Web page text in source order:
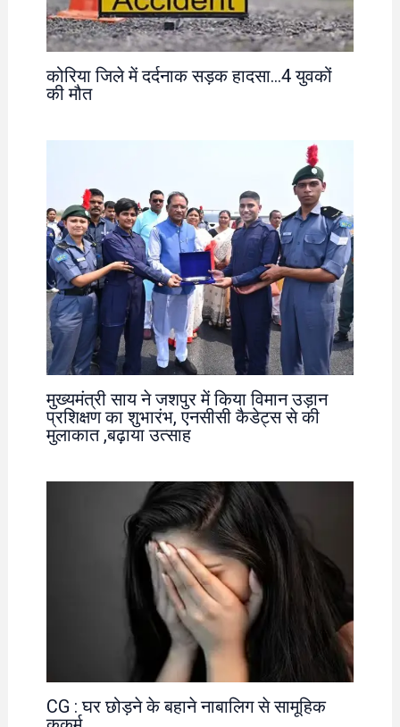
कोरिया जिले में दर्दनाक सड़क हादसा…4 युवकों
की मौत
मुख्यमंत्री साय ने जशपुर में किया विमान उड़ान
प्रशिक्षण का शुभारंभ, एनसीसी कैडेट्स से की
मुलाकात ,बढ़ाया उत्साह
CG : घर छोड़ने के बहाने नाबालिग से सामूहिक